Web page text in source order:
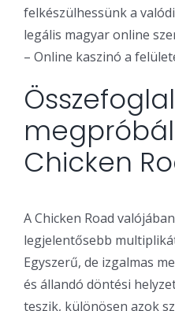
felkészülhessünk a
legális magyar online
– Online kaszinó a
Chicken
A Chicken Road
legjelentősebb
Egyszerű, de izgalmas
és állandó döntési
teszik, különösen azok